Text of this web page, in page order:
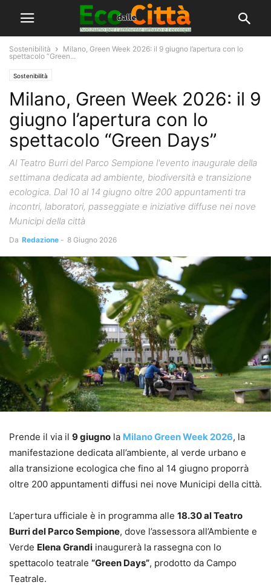
Sostenibilità
Milano, Green Week 2026: il 9 giugno l’apertura con lo
spettacolo “Green...
Sostenibilità
Milano, Green Week 2026: il 9
giugno l’apertura con lo
spettacolo “Green Days”
Al Teatro Burri del Parco Sempione l'evento inaugurale della
settimana dedicata ad ambiente, biodiversità e transizione
ecologica. Dal 10 al 14 giugno oltre 200 appuntamenti tra
incontri, laboratori, passeggiate e iniziative diffuse nei nove
Municipi della città
Da Redazione - 8 Giugno 2026
Prende il via il 9 giugno la Milano Green Week 2026, la
manifestazione dedicata all’ambiente, al verde urbano e
alla transizione ecologica che fino al 14 giugno proporrà
oltre 200 appuntamenti diffusi nei nove Municipi della città.
L’apertura ufficiale è in programma alle 18.30 al Teatro
Burri del Parco Sempione, dove l’assessora all’Ambiente e
Verde Elena Grandi inaugurerà la rassegna con lo
spettacolo teatrale “Green Days”, prodotto da Campo
Teatrale.